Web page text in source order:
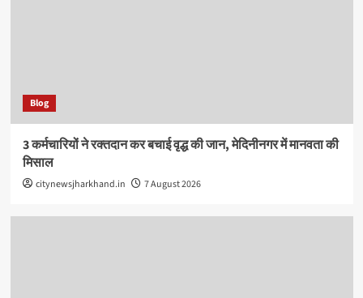
Blog
3 कर्मचारियों ने रक्तदान कर बचाई वृद्ध की जान, मेदिनीनगर में मानवता की
मिसाल
citynewsjharkhand.in 7 August 2026